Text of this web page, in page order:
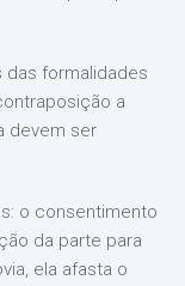
formalidades
a
devem ser
o consentimento
da parte para
ela afasta o